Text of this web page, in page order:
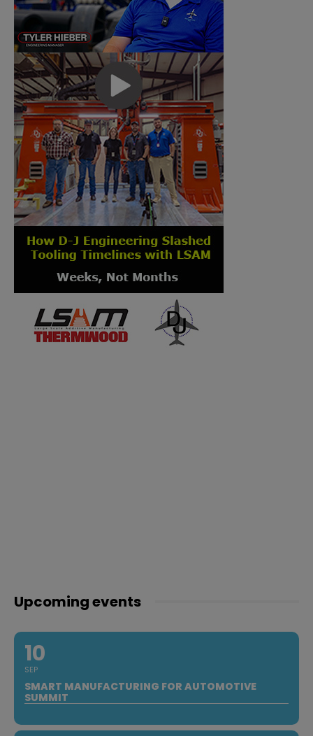
Upcoming events
10
SEP
SMART MANUFACTURING FOR AUTOMOTIVE
SUMMIT